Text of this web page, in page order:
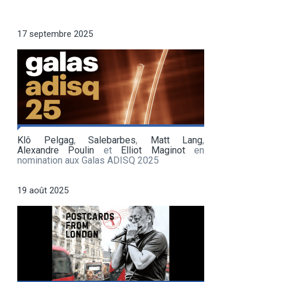
17 septembre 2025
Klô Pelgag, Salebarbes, Matt Lang,
Alexandre Poulin et Elliot Maginoten
nomination aux Galas ADISQ 2025
19 août 2025